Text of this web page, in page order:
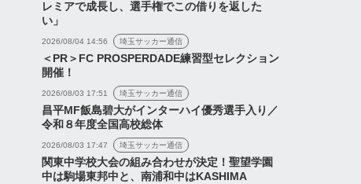
ニュース
レミアで成長し、選手権でこの借りを返した
い」
2026/08/04 14:56 埼玉サッカー通信
＜PR＞FC PROSPERDADE練習型セレクション
開催！
2026/08/03 17:51 埼玉サッカー通信
昌平MF飯島碧大がインターハイ優秀選手入り／
令和８年度全国高校総体
2026/08/03 17:47 埼玉サッカー通信
関東中学校大会の組み合わせが決定！聖望学園
中は駒場東邦中と、南浦和中はKASHIMA